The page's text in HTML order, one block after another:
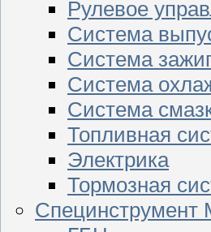
Рулевое
Система
Система
Система
Система
Топливная
Электрика
Тормозная
Специнструмент